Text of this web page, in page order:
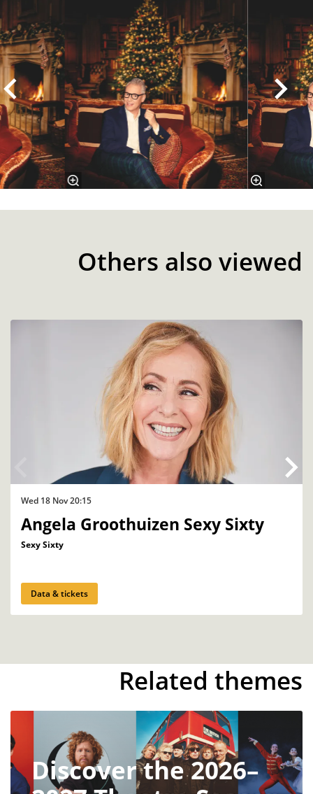
Others also viewed
Angela Groothuizen Sexy Sixty
Sexy Sixty
Wed 18 Nov20:15
Data & tickets
Related themes
Discover the 2026–